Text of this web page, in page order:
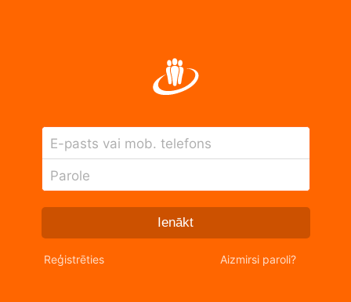
E-pasts vai mob. telefons
Parole
Ienākt
Reģistrēties Aizmirsi paroli?